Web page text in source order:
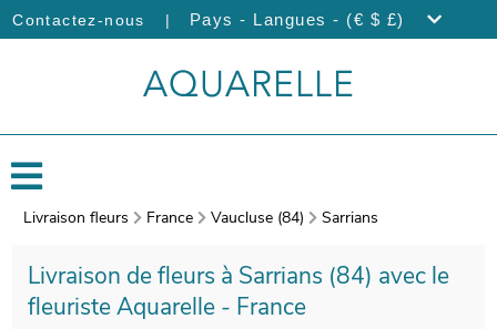
Contactez-nous | Pays - Langues - (€ $ £)
Livraison fleurs France Vaucluse (84) Sarrians
Livraison de fleurs à Sarrians (84) avec le
fleuriste Aquarelle - France